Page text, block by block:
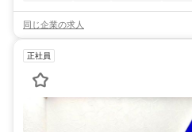
同じ企業の求人
正社員